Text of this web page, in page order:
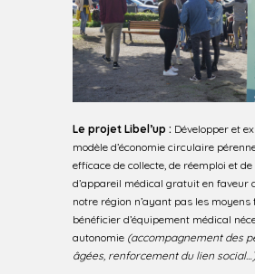
Le projet Libel’up : Développer et
modèle d’économie circulaire
efficace de collecte, de réemploi et
d’appareil médical gratuit en faveur
notre région n’ayant pas les
bénéficier d’équipement médical
autonomie (accompagnement des
âgées, renforcement du lien